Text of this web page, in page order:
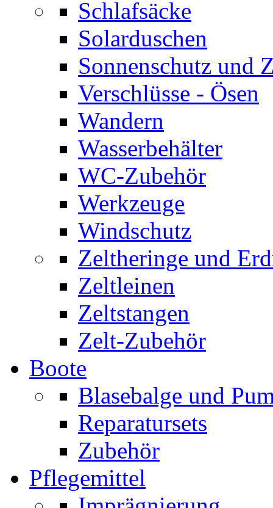
Schlafsäcke
Solarduschen
Sonnenschutz und
Verschlüsse - Ösen
Wandern
Wasserbehälter
WC-Zubehör
Werkzeuge
Windschutz
Zeltheringe und
Zeltleinen
Zeltstangen
Zelt-Zubehör
Boote
Blasebalge und
Reparatursets
Zubehör
Pflegemittel